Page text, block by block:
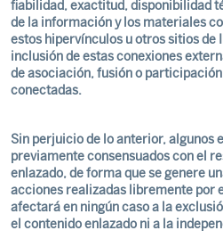
fiabilidad, exactitud, disponibilidad
de la información y los materiales
estos hipervínculos u otros sitios de
inclusión de estas conexiones
de asociación, fusión o
conectadas.
Sin perjuicio de lo anterior, algunos
previamente consensuados con el
enlazado, de forma que se genere
acciones realizadas libremente por
afectará en ningún caso a la
el contenido enlazado ni a la